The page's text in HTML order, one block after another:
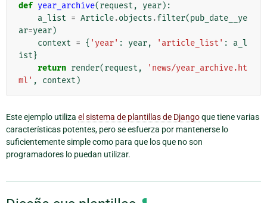
def year_archive(request , year):
a_list = Article.objects .filter(pub_date__ye
ar=year)
context = { 'year' : year, 'article_list' :
a_l
ist}
return render(request ,
'news/year_archive.ht
ml' , context )
Este ejemplo utiliza el sistema de plantillas de Djangoque tiene varias
características potentes, pero se esfuerza por mantenerse lo
suficientemente simple como para que los que no son
programadores lo puedan utilizar.